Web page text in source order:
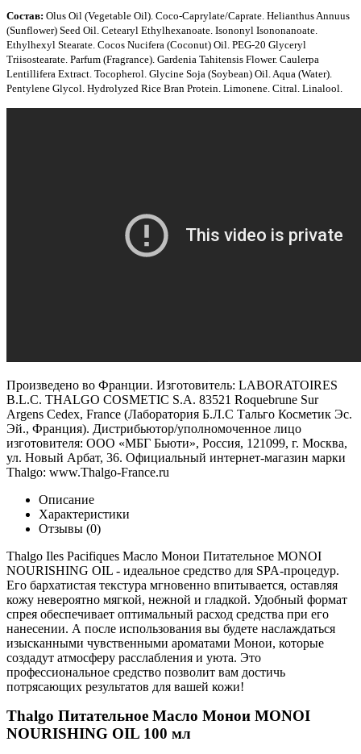
Состав: Olus Oil (Vegetable Oil). Coco-Caprylate/Caprate. Helianthus Annuus
(Sunflower) Seed Oil. Cetearyl Ethylhexanoate. Isononyl Isononanoate.
Ethylhexyl Stearate. Cocos Nucifera (Coconut) Oil. PEG-20 Glyceryl
Triisostearate. Parfum (Fragrance). Gardenia Tahitensis Flower. Caulerpa
Lentillifera Extract. Tocopherol. Glycine Soja (Soybean) Oil. Aqua (Water).
Pentylene Glycol. Hydrolyzed Rice Bran Protein. Limonene. Citral. Linalool.
Произведено во Франции. Изготовитель: LABORATOIRES
B.L.C. THALGO COSMETIC S.A. 83521 Roquebrune Sur
Argens Cedex, France (Лаборатория Б.Л.С Тальго Косметик Эс.
Эй., Франция). Дистрибьютор/уполномоченное лицо
изготовителя: ООО «МБГ Бьюти», Россия, 121099, г. Москва,
ул. Новый Арбат, 36. Официальный интернет-магазин марки
Thalgo: www.Thalgo-France.ru
Описание
Характеристики
Отзывы (0)
Thalgo Iles Pacifiques Масло Монои Питательное MONOI
NOURISHING OIL - идеальное средство для SPA-процедур.
Его бархатистая текстура мгновенно впитывается, оставляя
кожу невероятно мягкой, нежной и гладкой. Удобный формат
спрея обеспечивает оптимальный расход средства при его
нанесении. А после использования вы будете наслаждаться
изысканными чувственными ароматами Монои, которые
создадут атмосферу расслабления и уюта. Это
профессиональное средство позволит вам достичь
потрясающих результатов для вашей кожи!
Thalgo Питательное Масло Монои MONOI
NOURISHING OIL 100 мл